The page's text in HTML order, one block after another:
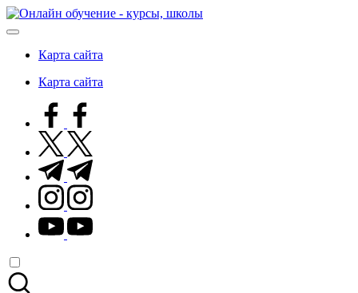
Skip
to
Онлайн
Карта сайта
Карта сайта
facebook.com
twitter.com
t.me
instagram.com
youtube.com